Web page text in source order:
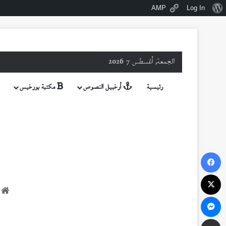
نبذةLog In
AMP
الجمعة, أغسطس 7 2026
رئيسية أرخبيل النصوص مكتبة بورخيس